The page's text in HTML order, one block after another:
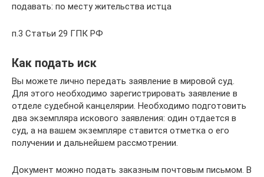
подавать: по месту жительства истца
п.3 Статьи 29 ГПК РФ
Как подать иск
Вы можете лично передать заявление в мировой суд.
Для этого необходимо зарегистрировать заявление в
отделе судебной канцелярии. Необходимо подготовить
два экземпляра искового заявления: один отдается в
суд, а на вашем экземпляре ставится отметка о его
получении и дальнейшем рассмотрении.
Документ можно подать заказным почтовым письмом. В